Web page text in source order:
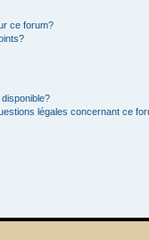
ce forum?
légales concernant ce